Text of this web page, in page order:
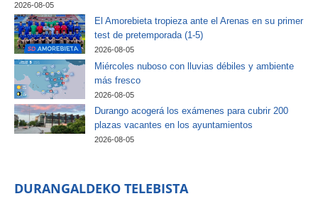
2026-08-05
El Amorebieta tropieza ante el Arenas en su primer
test de pretemporada (1-5)
2026-08-05
Miércoles nuboso con lluvias débiles y ambiente
más fresco
2026-08-05
Durango acogerá los exámenes para cubrir 200
plazas vacantes en los ayuntamientos
2026-08-05
DURANGALDEKO TELEBISTA